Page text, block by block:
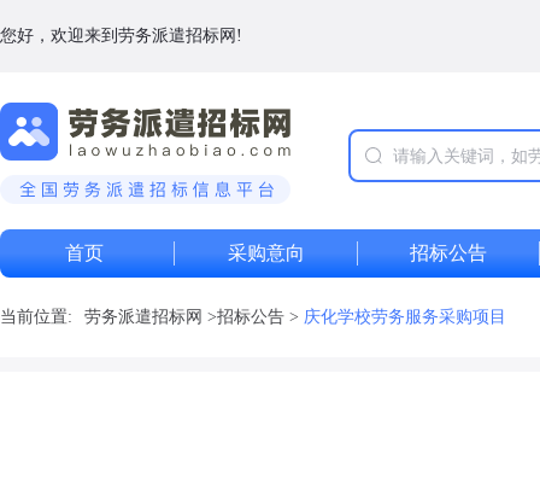
您好，欢迎来到劳务派遣招标网!
首页 采购意向 招标公告
当前位置: 劳务派遣招标网 >招标公告 > 庆化学校劳务服务采购项目